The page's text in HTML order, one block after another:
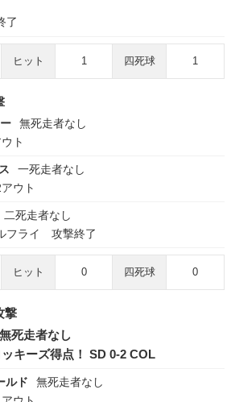
了
ヒット 1 四死球 1
無死走者なし
ト
一死走者なし
ウト
二死走者なし
フライ 攻撃終了
ヒット 0 四死球 0
撃
無死走者なし
キーズ得点！ SD 0-2 COL
ルド
無死走者なし